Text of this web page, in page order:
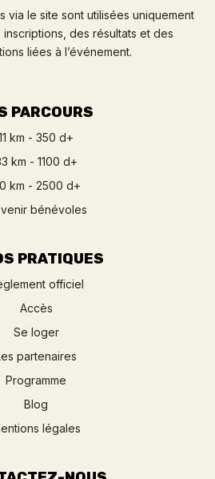
via le site sont utilisées uniquement
des résultats et des
liées à l’événement.
PARCOURS
km - 350 d+
km - 1100 d+
km - 2500 d+
bénévoles
PRATIQUES
officiel
Accès
Se loger
partenaires
Programme
Blog
légales